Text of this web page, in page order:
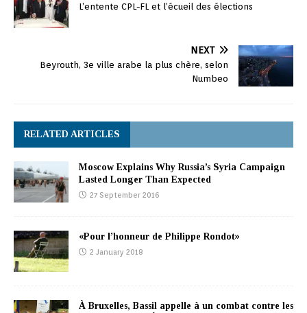
L’entente CPL-FL et l’écueil des élections
NEXT
Beyrouth, 3e ville arabe la plus chère, selon
Numbeo
RELATED ARTICLES
Moscow Explains Why Russia’s Syria Campaign
Lasted Longer Than Expected
27 September 2016
«Pour l’honneur de Philippe Rondot»
2 January 2018
À Bruxelles, Bassil appelle à un combat contre les